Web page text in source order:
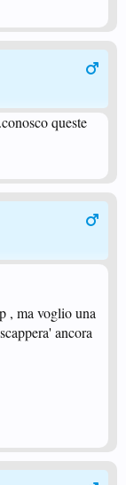
queste
, ma voglio una
ancora